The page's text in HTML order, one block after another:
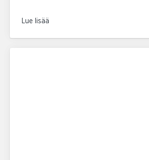
Lue lisää